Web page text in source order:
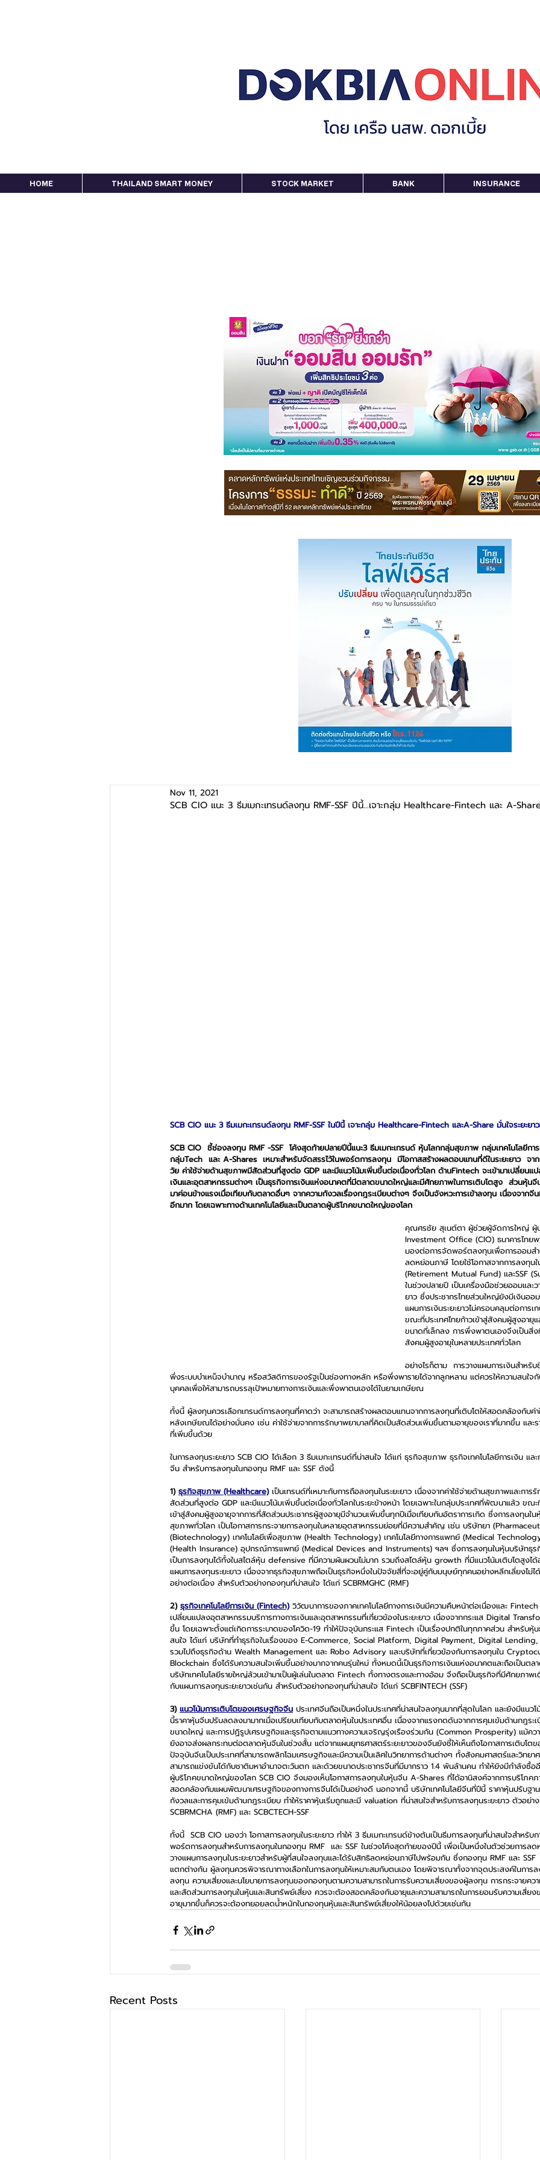
HOME THAILAND SMART MONEY STOCK MARKET BANK INSURANCE
SCB CIO แนะ 3 ธีมเมกะเทรนด์ลงทุน RMF-SSF ปีนี้...เจาะกลุ่ม Healthcare-Fintech และ A-
Nov 11, 2021
SCB CIO แนะ 3 ธีมเมกะเทรนด์ลงทุน RMF-SSF ในปีนี้ เจาะกลุ่ม Healthcare-Fintech และA-Share มั่นใจระยะยา
SCB CIO  ชี้ช่องลงทุน RMF -SSF  โค้งสุดท้ายปลายปีนี้แนะ3 ธีมเมกะเทรนด์ หุ้นโลกกลุ่มสุขภาพ กลุ่มเทคโนโลยีกา
กลุ่มTech  และ A-Shares  เหมาะสำหรับจัดสรรไว้ในพอร์ตการลงทุน  มีโอกาสสร้างผลตอบแทนที่ดีในระยะยาว  จา
วัย ค่าใช้จ่ายด้านสุขภาพมีสัดส่วนที่สูงต่อ GDP และมีแนวโน้มเพิ่มขึ้นต่อเนื่องทั่วโลก ด้านFintech จะเข้ามาเปลี่ยนแป
เงินและอุตสาหกรรมต่างๆ เป็นธุรกิจการเงินแห่งอนาคตที่มีตลาดขนาดใหญ่และมีศักยภาพในการเติบโตสูง  ส่วนหุ้น
มาค่อนข้างแรงเมื่อเทียบกับตลาดอื่นๆ จากความกังวลเรื่องกฎระเบียบต่างๆ จึงเป็นจังหวะการเข้าลงทุน เนื่องจากจี
อีกมาก โดยเฉพาะทางด้านเทคโนโลยีและเป็นตลาดผู้บริโภคขนาดใหญ่ของโลก
คุณศรชัย สุเนต์ตา ผู้ช่วยผู้จัดการใหญ่ ผู้
Investment Office (CIO) ธนาคารไท
มองต่อการจัดพอร์ตลงทุนเพื่อการออมส
ลดหย่อนภาษี โดยใช้โอกาสจากการลงทุ
(Retirement Mutual Fund) และSSF
ในช่วงปลายปี เป็นเครื่องมือช่วยออมและ
ยาว ซึ่งประชากรไทยส่วนใหญ่ยังมีเงินออ
แผนการเงินระยะยาวไม่ครอบคลุมต่อการ
ขณะที่ประเทศไทยก้าวเข้าสู่สังคมผู้สูงอา
ขนาดที่เล็กลง การพึ่งพาตนเองจึงเป็นสิ่
สังคมผู้สูงอายุในหลายประเทศทั่วโลก
อย่างไรก็ตาม  การวางแผนการเงินสำห
พึ่งระบบบำเหน็จบำนาญ หรือสวัสดิการของรัฐเป็นช่องทางหลัก หรือพึ่งพารายได้จากลูกหลาน แต่ควรให้ความสนใจ
บุคคลเพื่อให้สามารถบรรลุเป้าหมายทางการเงินและพึ่งพาตนเองได้ในยามเกษียณ
ทั้งนี้ ผู้ลงทุนควรเลือกเทรนด์การลงทุนที่คาดว่า จะสามารถสร้างผลตอบแทนจากการลงทุนที่เติบโตให้สอดคล้องกับค่า
หลังเกษียณได้อย่างมั่นคง เช่น ค่าใช้จ่ายจากการรักษาพยาบาลที่คิดเป็นสัดส่วนเพิ่มขึ้นตามอายุของเราที่มากขึ้น และ
ที่เพิ่มขึ้นด้วย
ในการลงทุนระยะยาว SCB CIO ได้เลือก 3 ธีมเมกะเทรนด์ที่น่าสนใจ ได้แก่ ธุรกิจสุขภาพ ธุรกิจเทคโนโลยีการเงิน แล
จีน สำหรับการลงทุนในกองทุน RMF และ SSF ดังนี้
1) ธุรกิจสุขภาพ (Healthcare) เป็นเทรนด์ที่เหมาะกับการถือลงทุนในระยะยาว เนื่องจากค่าใช้จ่ายด้านสุขภาพและการ
สัดส่วนที่สูงต่อ GDP และมีแนวโน้มเพิ่มขึ้นต่อเนื่องทั่วโลกในระยะข้างหน้า โดยเฉพาะในกลุ่มประเทศที่พัฒนาแล้ว ขณะ
เข้าสู่สังคมผู้สูงอายุจากการที่สัดส่วนประชากรผู้สูงอายุมีจำนวนเพิ่มขึ้นทุกปีเมื่อเทียบกับอัตราการเกิด ซึ่งการลงทุนใ
สุขภาพทั่วโลก เป็นโอกาสการกระจายการลงทุนในหลายอุตสาหกรรมย่อยที่มีความสำคัญ เช่น บริษัทยา
(Biotechnology) เทคโนโลยีเพื่อสุขภาพ (Health Technology) เทคโนโลยีทางการแพทย์ (Medical
(Health Insurance) อุปกรณ์การแพทย์ (Medical Devices and Instruments) ฯลฯ ซึ่งการลงทุนในหุ้นบริษัทธุ
เป็นการลงทุนได้ทั้งในสไตล์หุ้น defensive ที่มีความผันผวนไม่มาก รวมถึงสไตล์หุ้น growth ที่มีแนวโน้มเติบโตสูงได้
แผนการลงทุนระยะยาว เนื่องจากธุรกิจสุขภาพถือเป็นธุรกิจหนึ่งในปัจจัยสี่ที่จะอยู่คู่กับมนุษย์ทุกคนอย่างหลีกเลี่ยงไม่ไ
อย่างต่อเนื่อง สำหรับตัวอย่างกองทุนที่น่าสนใจ ได้แก่ SCBRMGHC (RMF)
2) ธุรกิจเทคโนโลยีการเงิน (Fintech) วิวัฒนาการของภาคเทคโนโลยีทางการเงินมีความคืบหน้าต่อเนื่องและ Fintech
เปลี่ยนแปลงอุตสาหกรรมบริการทางการเงินและอุตสาหกรรมที่เกี่ยวข้องในระยะยาว เนื่องจากกระแส Digital
ขึ้น โดยเฉพาะตั้งแต่เกิดการระบาดของโควิด-19 ทำให้ปัจจุบันกระแส Fintech เป็นเรื่องปกติในทุกภาคส่วน สำหรับ
สนใจ ได้แก่ บริษัทที่ทำธุรกิจในเรื่องของ E-Commerce, Social Platform, Digital Payment, Digital
รวมไปถึงธุรกิจด้าน Wealth Management และ Robo Advisory และบริษัทที่เกี่ยวข้องกับการลงทุนใน
Blockchain ซึ่งได้รับความสนใจเพิ่มขึ้นอย่างมากจากคนรุ่นใหม่ ทั้งหมดนี้เป็นธุรกิจการเงินแห่งอนาคตและถือเป็นต
บริษัทเทคโนโลยีรายใหญ่ล้วนเข้ามาเป็นผู้เล่นในตลาด Fintech ทั้งทางตรงและทางอ้อม จึงถือเป็นธุรกิจที่มีศักยภา
กับแผนการลงทุนระยะยาวเช่นกัน สำหรับตัวอย่างกองทุนที่น่าสนใจ ได้แก่ SCBFINTECH (SSF)
3) แนวโน้มการเติบโตของเศรษฐกิจจีน ประเทศจีนถือเป็นหนึ่งในประเทศที่น่าสนใจลงทุนมากที่สุดในโลก และยังมีแนว
นี้ราคาหุ้นจีนปรับลดลงมามากเมื่อเปรียบเทียบกับตลาดหุ้นในประเทศอื่น เนื่องจากแรงกดดันจากการคุมเข้มด้านกฎระ
ขนาดใหญ่ และการปฏิรูปเศรษฐกิจและธุรกิจตามแนวทางความเจริญรุ่งเรืองร่วมกัน (Common Prosperity) แม้คว
ยังอาจส่งผลกระทบต่อตลาดหุ้นจีนในช่วงสั้น แต่จากแผนยุทธศาสตร์ระยะยาวของจีนยังชี้ให้เห็นถึงโอกาสการเติบโ
ปัจจุบันจีนเป็นประเทศที่สามารถพลิกโฉมเศรษฐกิจและมีความเป็นเลิศในวิทยาการด้านต่างๆ ทั้งสังคมศาสตร์และวิทยา
สามารถแข่งขันได้กับชาติมหาอำนาจตะวันตก และด้วยขนาดประชากรจีนที่มีมากราว 1.4 พันล้านคน ทำให้ยังมีกำลังซื้อ
ผู้บริโภคขนาดใหญ่ของโลก SCB CIO จึงมองเห็นโอกาสการลงทุนในหุ้นจีน A-Shares ที่ได้อานิสงค์จากการบริโภคภ
สอดคล้องกับแผนพัฒนาเศรษฐกิจของทางการจีนได้เป็นอย่างดี นอกจากนี้ บริษัทเทคโนโลยีจีนที่ปีนี้ ราคาหุ้นปรับฐาน
กังวลและการคุมเข้มด้านกฎระเบียบ ทำให้ราคาหุ้นเริ่มถูกและมี valuation ที่น่าสนใจสำหรับการลงทุนระยะยาว ตัวอย่
SCBRMCHA (RMF) และ SCBCTECH-SSF
ทั้งนี้  SCB CIO มองว่า โอกาสการลงทุนในระยะยาว ทำให้ 3 ธีมเมกะเทรนด์ข้างต้นเป็นธีมการลงทุนที่น่าสนใจสำหรับ
พอร์ตการลงทุนสำหรับการลงทุนในกองทุน RMF  และ SSF ในช่วงโค้งสุดท้ายของปีนี้ เพื่อเป็นหนึ่งในตัวช่วยการลด
วางแผนการลงทุนในระยะยาวสำหรับผู้ที่สนใจลงทุนและได้รับสิทธิลดหย่อนภาษีไปพร้อมกัน ซึ่งกองทุน RMF และ
แตกต่างกัน ผู้ลงทุนควรพิจารณาทางเลือกในการลงทุนให้เหมาะสมกับตนเอง โดยพิจารณาทั้งจากจุดประสงค์ในการลง
ลงทุน ความเสี่ยงและนโยบายการลงทุนของกองทุนตามความสามารถในการรับความเสี่ยงของผู้ลงทุน การกระจายค
และสัดส่วนการลงทุนในหุ้นและสินทรัพย์เสี่ยง ควรจะต้องสอดคล้องกับอายุและความสามารถในการยอมรับความเสี่ย
อายุมากขึ้นก็ควรจะต้องทยอยลดน้ำหนักในกองทุนหุ้นและสินทรัพย์เสี่ยงให้น้อยลงไปด้วยเช่นกัน
Recent Posts